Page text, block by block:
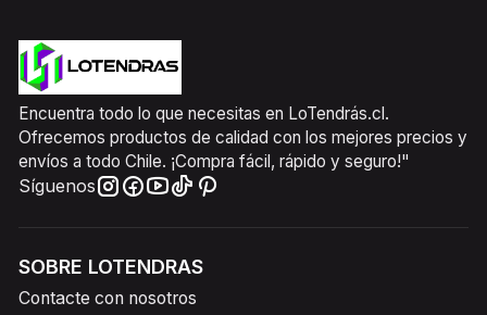
Encuentra todo lo que necesitas en LoTendrás.cl.
Ofrecemos productos de calidad con los mejores precios y
envíos a todo Chile. ¡Compra fácil, rápido y seguro!"
Síguenos
SOBRE LOTENDRAS
Contacte con nosotros